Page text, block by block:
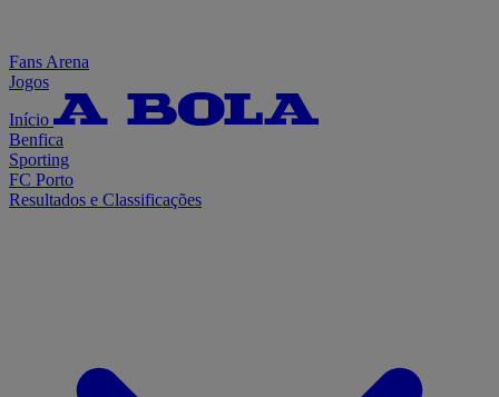
Fans Arena
Jogos
Início
Benfica
Sporting
FC Porto
Resultados e Classificações